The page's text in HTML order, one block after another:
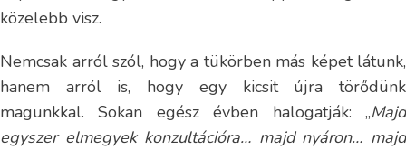
közelebb visz.
Nemcsak arról szól, hogy a tükörben más képet látunk,
hanem arról is, hogy egy kicsit újra törődünk
magunkkal. Sokan egész évben halogatják: „Majd
egyszer elmegyek konzultációra… majd nyáron… majd